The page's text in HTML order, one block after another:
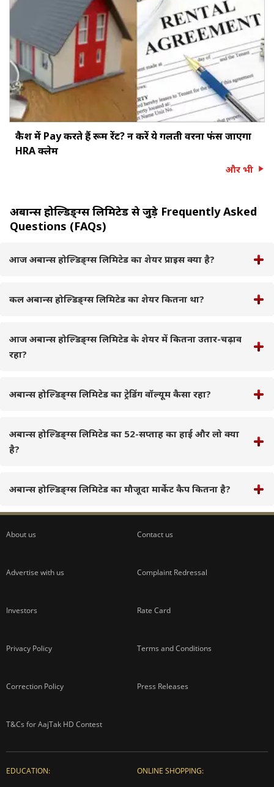
कैश में Pay करते हैं रूम रेंट? न करें ये गलती वरना फंस जाएगा
HRA क्लेम
और भी
अबान्स होल्डिङ्ग्स लिमिटेड से जुड़े Frequently Asked
Questions (FAQs)
आज अबान्स होल्डिङ्ग्स लिमिटेड का शेयर प्राइस क्या है?
कल अबान्स होल्डिङ्ग्स लिमिटेड का शेयर कितना था?
आज अबान्स होल्डिङ्ग्स लिमिटेड के शेयर में कितना उतार-चढ़ाव
रहा?
अबान्स होल्डिङ्ग्स लिमिटेड का ट्रेडिंग वॉल्यूम कैसा रहा?
अबान्स होल्डिङ्ग्स लिमिटेड का 52-सप्ताह का हाई और लो क्या
है?
अबान्स होल्डिङ्ग्स लिमिटेड का मौजूदा मार्केट कैप कितना है?
About us Contact us
Advertise with us Complaint Redressal
Investors Rate Card
Privacy Policy Terms and Conditions
Correction Policy Press Releases
T&Cs for AajTak HD Contest
EDUCATION: ONLINE SHOPPING: